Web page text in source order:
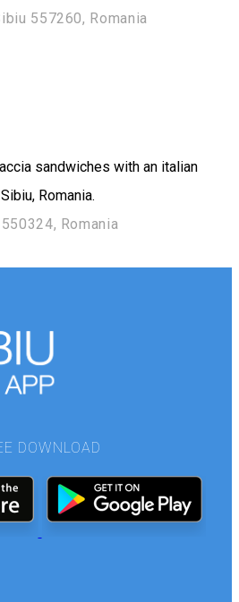
557260, Romania
sandwiches with an italian
Romania.
Romania
DOWNLOAD